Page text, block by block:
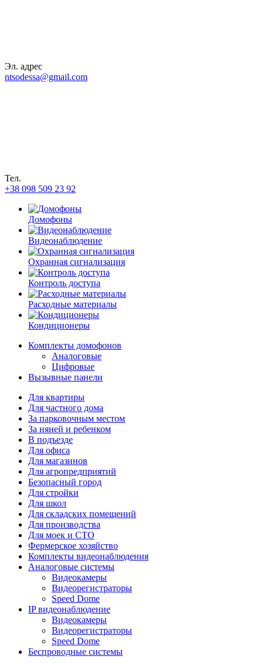
Эл. адрес
ntsodessa@gmail.com
Тел.
+38 098 509 23 92
Домофоны
Видеонаблюдение
Охранная сигнализация
Контроль доступа
Расходные материалы
Кондиционеры
Комплекты домофонов
Аналоговые
Цифровые
Вызывные панели
Для квартиры
Для частного дома
За парковочным местом
За няней и ребенком
В подъезде
Для офиса
Для магазинов
Для агропредприятий
Безопасный город
Для стройки
Для школ
Для складских помещений
Для производства
Для моек и СТО
Фермерское хозяйство
Комплекты видеонаблюдения
Аналоговые системы
Видеокамеры
Видеорегистраторы
Speed Dome
IP видеонаблюдение
Видеокамеры
Видеорегистраторы
Speed Dome
Беспроводные системы